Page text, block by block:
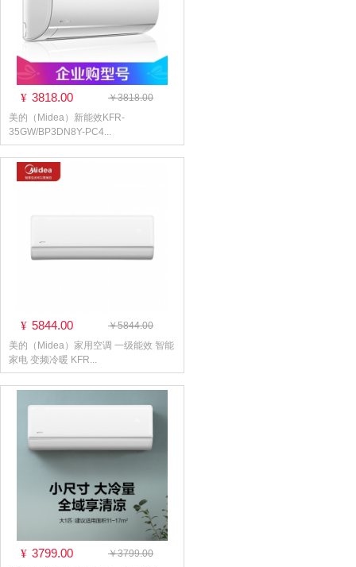
¥ 3818.00
￥3818.00
美的（Midea）新能效KFR-
35GW/BP3DN8Y-PC4...
¥ 5844.00
￥5844.00
美的（Midea）家用空调 一级能效 智能
家电 变频冷暖 KFR...
¥ 3799.00
￥3799.00